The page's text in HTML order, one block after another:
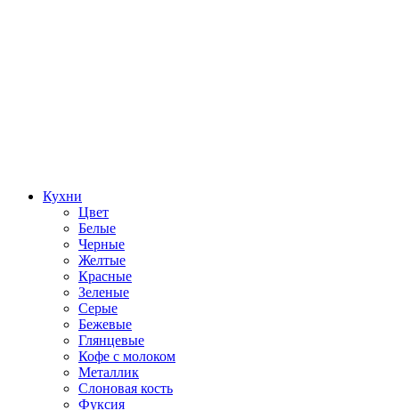
Кухни
Цвет
Белые
Черные
Желтые
Красные
Зеленые
Серые
Бежевые
Глянцевые
Кофе с молоком
Металлик
Слоновая кость
Фуксия